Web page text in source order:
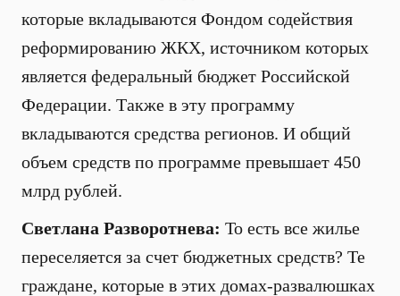
которые вкладываются Фондом содействия
реформированию ЖКХ, источником которых
является федеральный бюджет Российской
Федерации. Также в эту программу
вкладываются средства регионов. И общий
объем средств по программе превышает 450
млрд рублей.
Светлана Разворотнева: То есть все жилье
переселяется за счет бюджетных средств? Те
граждане, которые в этих домах-развалюшках